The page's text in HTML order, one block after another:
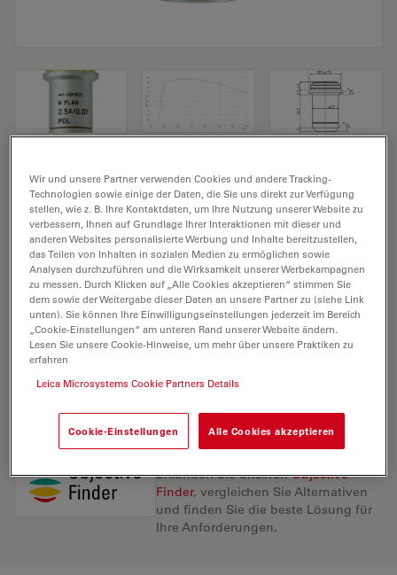
Mikroskopobjektiv N PLAN 2,5x/0,07 POL
Produkt Nr. 11556036
Das Objektiv N PLAN 2,5x/0,07 POL hat eine
Vergrößerung von 2,5X und eine numerische Apertur
von 0,07. Für Trockenimmersion, mit einem M25
Objektivgewinde mit 11,2 mm freiem Arbeitsabstand
und Sehfeld FN 22.
ANGEBOT ANFORDERN
Erkunden Sie unserenObjective
Finder, vergleichen Sie Alternativen
und finden Sie die beste Lösung für
Ihre Anforderungen.
Wir und unsere Partner verwenden Cookies und andere Tracking-
Technologien sowie einige der Daten, die Sie uns direkt zur Verfügung
stellen, wie z. B. Ihre Kontaktdaten, um Ihre Nutzung unserer Website zu
verbessern, Ihnen auf Grundlage Ihrer Interaktionen mit dieser und
anderen Websites personalisierte Werbung und Inhalte bereitzustellen,
das Teilen von Inhalten in sozialen Medien zu ermöglichen sowie
Analysen durchzuführen und die Wirksamkeit unserer Werbekampagnen
zu messen. Durch Klicken auf „Alle Cookies akzeptieren“ stimmen Sie
dem sowie der Weitergabe dieser Daten an unsere Partner zu (siehe Link
unten). Sie können Ihre Einwilligungseinstellungen jederzeit im Bereich
„Cookie-Einstellungen“ am unteren Rand unserer Website ändern.
Lesen Sie unsere Cookie-Hinweise, um mehr über unsere Praktiken zu
erfahren
Leica Microsystems Cookie Partners Details
Cookie-Einstellungen Alle Cookies akzeptieren